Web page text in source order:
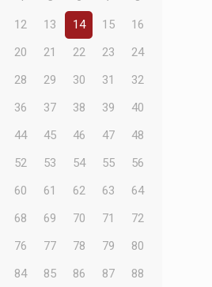
12 13 14 15
16
20 21 22 23
24
28 29 30 31
32
36 37 38 39
40
44 45 46 47
48
52 53 54 55
56
60 61 62 63
64
68 69 70 71
72
76 77 78 79
80
84 85 86 87
88